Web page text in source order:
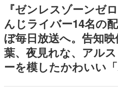
きます。
赫本
この物語を解いてはい
の形をした短編ホラー
新世代に訊く
これからのデジタルゲ
『ゼンレスゾーンゼ
んじライバー14名の
ぼ毎日放送へ。告知
葉、夜見れな、アル
ーを模したかわいい